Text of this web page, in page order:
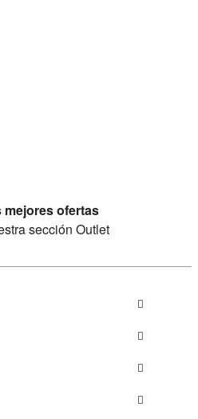
mejores ofertas
sección Outlet